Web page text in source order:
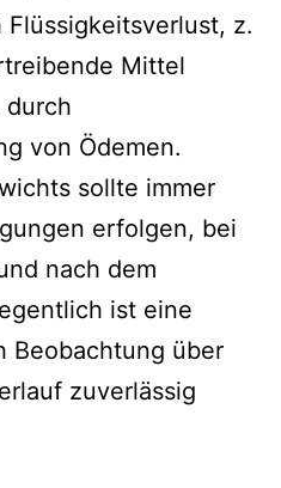
Flüssigkeitsverlust, z.
Mittel
durch
von Ödemen.
sollte immer
erfolgen, bei
nach dem
ist eine
Beobachtung über
zuverlässig